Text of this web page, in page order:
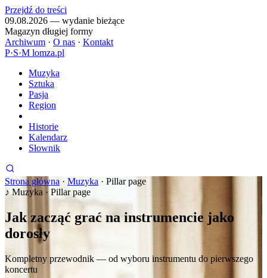
Przejdź do treści
09.08.2026 — wydanie bieżące
Magazyn długiej formy
Archiwum · O nas · Kontakt
P·S·M lomza.pl
Muzyka
Sztuka
Pasja
Region
Historie
Kalendarz
Słownik
Strona główna · Muzyka · Pillar page
♪ Muzyka · Pillar page
Jak zacząć grać na instrumencie jako
dorosły
Kompletny przewodnik — od wyboru instrumentu do pierwszego
koncertu